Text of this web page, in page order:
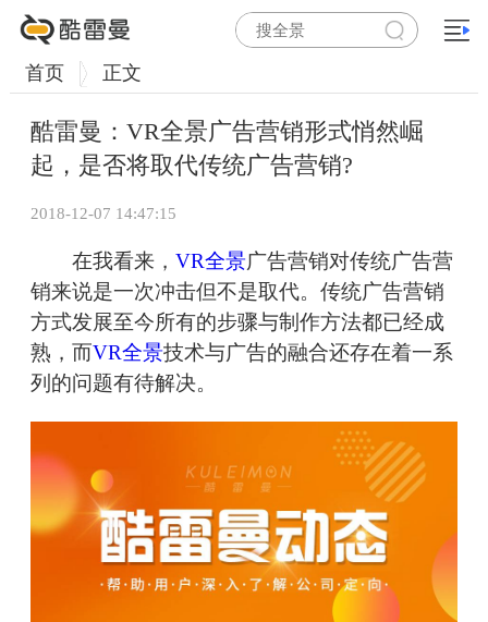
首页 正文
酷雷曼：VR全景广告营销形式悄然崛
起，是否将取代传统广告营销?
2018-12-07 14:47:15
在我看来， VR全景广告营销对传统广告营
销来说是一次冲击但不是取代。传统广告营销
方式发展至今所有的步骤与制作方法都已经成
熟，而VR全景技术与广告的融合还存在着一系
列的问题有待解决。